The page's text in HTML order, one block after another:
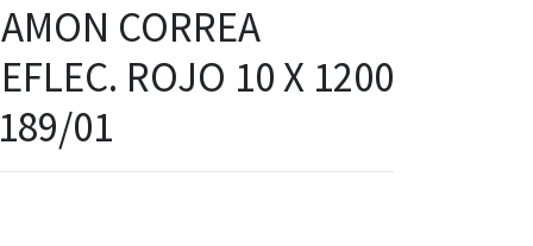
CORREA
ROJO 10 X 1200
01